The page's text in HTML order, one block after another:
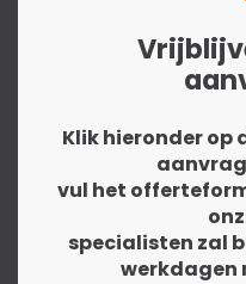
Klik hieronder op
vul het
specialisten zal
werkdagen